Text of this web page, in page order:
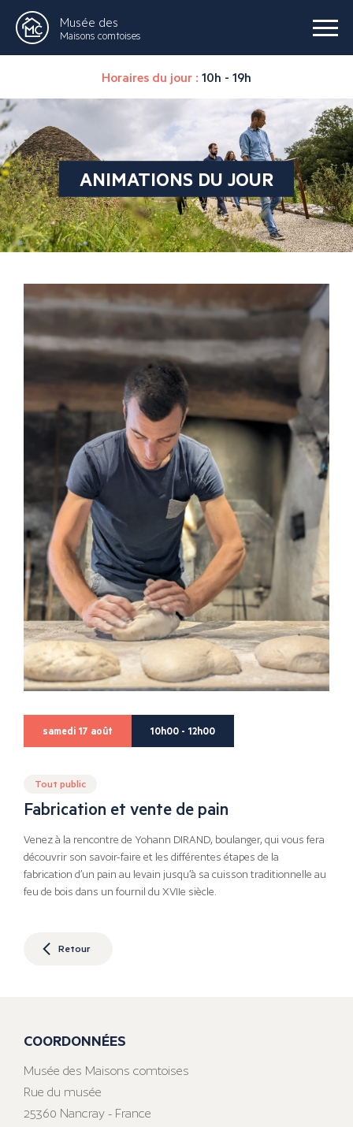
Musée des
Maisons comtoises
Horaires du jour : 10h - 19h
ANIMATIONS DU JOUR
samedi 17 août 10h00 - 12h00
Tout public
Fabrication et vente de pain
Venez à la rencontre de Yohann DIRAND, boulanger, qui vous fera
découvrir son savoir-faire et les différentes étapes de la
fabrication d’un pain au levain jusqu’à sa cuisson traditionnelle au
feu de bois dans un fournil du XVIIe siècle.
Retour
COORDONNÉES
Musée des Maisons comtoises
Rue du musée
25360 Nancray - France